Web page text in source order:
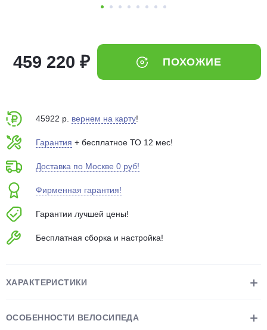
459 220 ₽ ПОХОЖИЕ
45922 р. вернем на карту!
Гарантия + бесплатное ТО 12 мес!
Доставка по Москве 0 руб!
Фирменная гарантия!
Гарантии лучшей цены!
Бесплатная сборка и настройка!
ХАРАКТЕРИСТИКИ
ОСОБЕННОСТИ ВЕЛОСИПЕДА
выбранный способом
75% будут
Подробнее
Остались вопросы?